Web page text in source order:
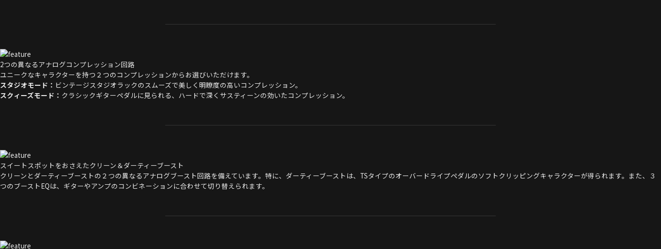
2つの異なるアナログコンプレッション回路
ユニークなキャラクターを持つ２つのコンプレッションからお選びいただけます。
スタジオモード： ビンテージスタジオラックのスムーズで美しく明瞭度の高いコンプレッション。
スクィーズモード： クラシックギターペダルに見られる、ハードで深くサスティーンの効いたコンプレッション。
スイートスポットをおさえたクリーン＆ダーティーブースト
クリーンとダーティーブーストの２つの異なるアナログブースト回路を備えています。特に、ダーティーブーストは、TSタイプのオーバードライプペダルのソフトクリッピングキャラクターが得られます。また、３
つのブーストEQは、ギターやアンプのコンビネーションに合わせて切り替えられます。